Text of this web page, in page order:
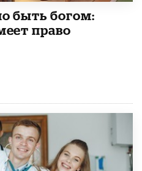
быть богом:
право